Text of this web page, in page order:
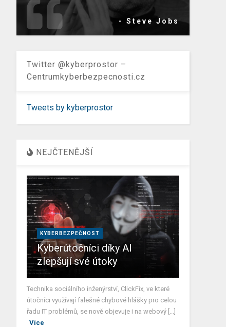
- Steve Jobs
Twitter @kyberprostor –
Centrumkyberbezpecnosti.cz
Tweets by kyberprostor
NEJČTENĚJŠÍ
KYBERBEZPEČNOST
Kyberútočníci díky AI
zlepšují své útoky
Technika sociálního inženýrství, ClickFix, ve které
útočníci využívají falešné chybové hlášky pro celou
řadu IT problémů, se nově objevuje i na webový [...]
Více